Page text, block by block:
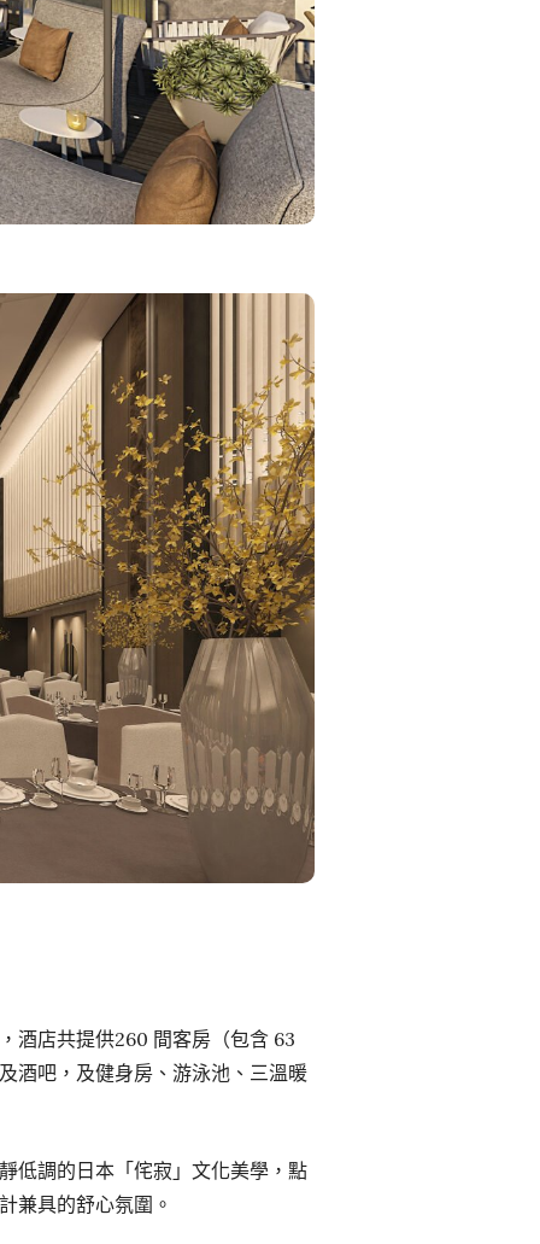
酒店共提供260 間客房（包含 63
酒吧，及健身房、游泳池、三溫暖
低調的日本「侘寂」文化美學，點
兼具的舒心氛圍。